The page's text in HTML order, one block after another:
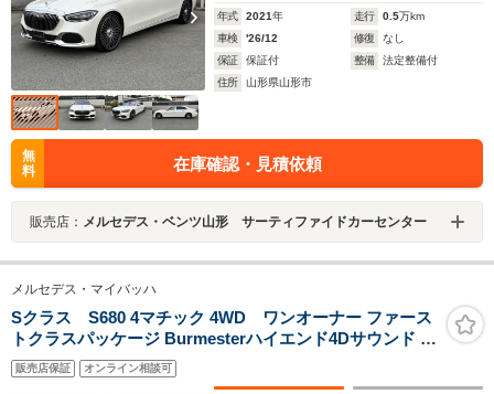
年式 2021年 走行 0.5万km
車検
'26/12 修復
なし
保証
保証付 整備
法定整備付
住所
山形県山形市
無
料
在庫確認・見積依頼
販売店： メルセデス・ベンツ山形 サーティファイドカーセンター
メルセデス・マイバッハ
Sクラス S680 4マチック 4WD ワンオーナー ファース
トクラスパッケージ Burmesterハイエンド4Dサウンド リ
アエンターテイメントシステム ARヘッドアップディスプ
レイ パノラミックスライディングルーフ
販売店保証 オンライン相談可